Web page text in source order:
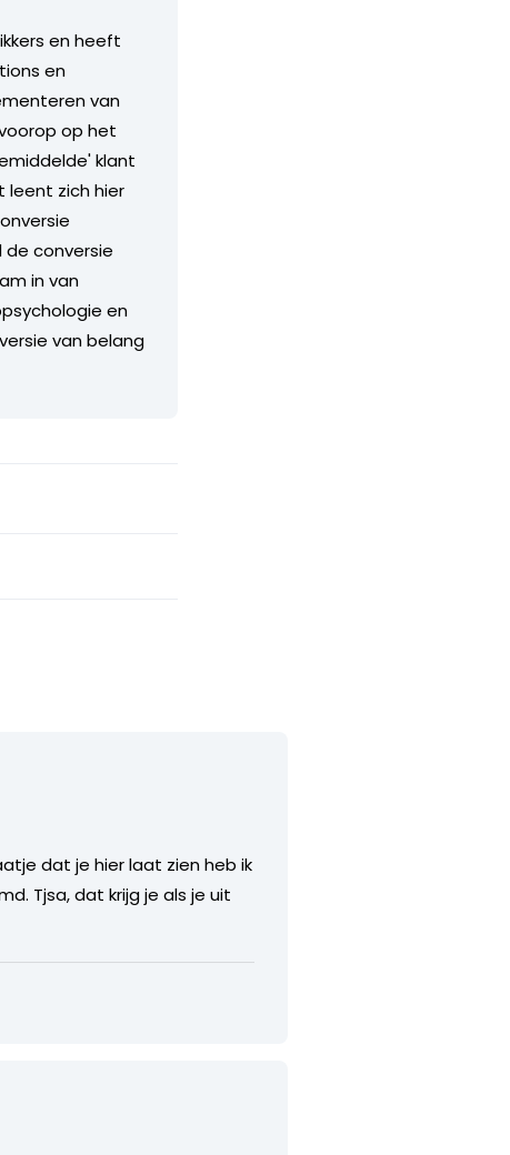
en heeft
en
van
op het
klant
zich hier
conversie
in van
en
van belang
dat je hier laat zien heb ik
Tjsa, dat krijg je als je uit